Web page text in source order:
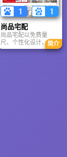
尚品宅配
尚品宅配以免费量
尺、个性化设计、工
厂直产、上门安装为
简介